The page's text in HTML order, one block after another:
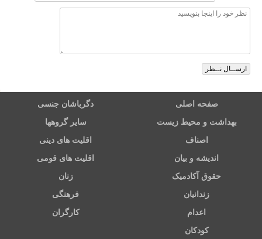
صفحه اصلی دگرباشان جنسی
بهداشت و محیط زیست سایر گروهها
اصناف اقلیت های دینی
اندیشه و بیان اقلیت های قومی
حقوق آکادمیک زنان
زندانیان فرهنگی
اعدام کارگران
کودکان